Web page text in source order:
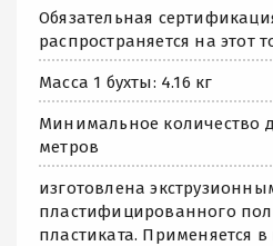
Обязательная
распространяется на этот
Масса 1 бухты: 4.16 кг
Минимальное количество
метров
изготовлена
пластифицированного
пластиката. Применяется в